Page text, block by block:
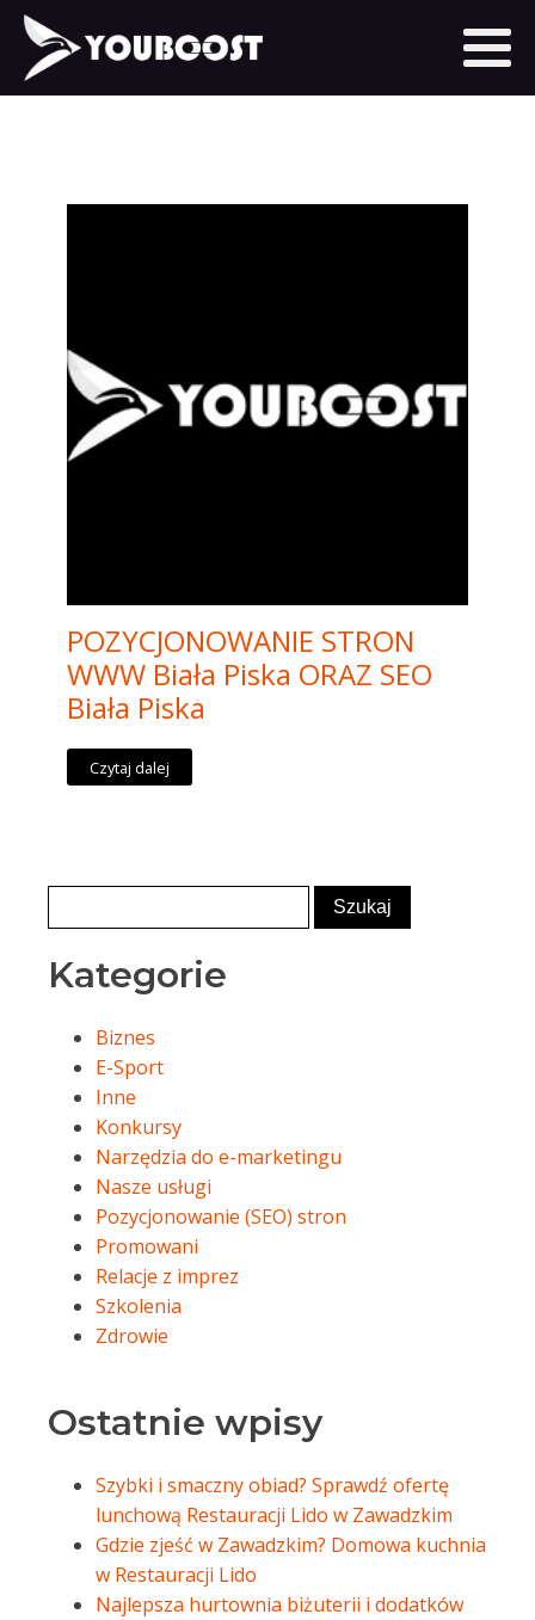
POZYCJONOWANIE STRON
WWW Biała Piska ORAZ SEO
Biała Piska
Czytaj dalej
Kategorie
Biznes
E-Sport
Inne
Konkursy
Narzędzia do e-marketingu
Nasze usługi
Pozycjonowanie (SEO) stron
Promowani
Relacje z imprez
Szkolenia
Zdrowie
Ostatnie wpisy
Szybki i smaczny obiad? Sprawdź ofertę
lunchową Restauracji Lido w Zawadzkim
Gdzie zjeść w Zawadzkim? Domowa kuchnia
w Restauracji Lido
Najlepsza hurtownia biżuterii i dodatków